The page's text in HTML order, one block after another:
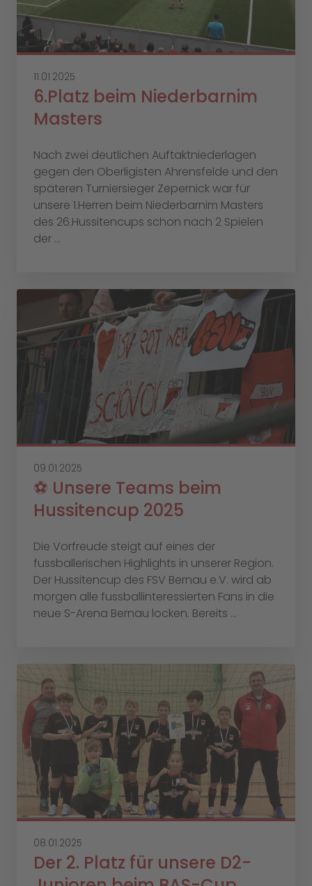
11.01.2025
6.Platz beim Niederbarnim
Masters
Nach zwei deutlichen Auftaktniederlagen
gegen den Oberligisten Ahrensfelde und den
späteren Turniersieger Zepernick war für
unsere 1.Herren beim Niederbarnim Masters
des 26.Hussitencups schon nach 2 Spielen
der ...
09.01.2025
⚽️ Unsere Teams beim
Hussitencup 2025
Die Vorfreude steigt auf eines der
fussballerischen Highlights in unserer Region.
Der Hussitencup des FSV Bernau e.V. wird ab
morgen alle fussballinteressierten Fans in die
neue S-Arena Bernau locken. Bereits ...
08.01.2025
Der 2. Platz für unsere D2-